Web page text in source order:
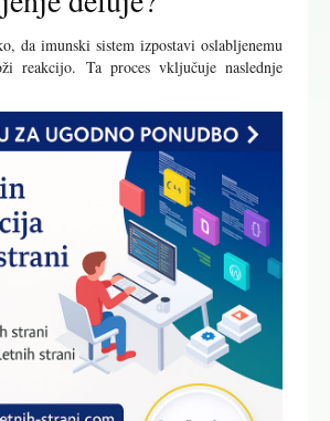
da imunski sistem izpostavi oslabljenemu
reakcijo. Ta proces vključuje naslednje